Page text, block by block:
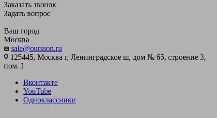
Заказать звонок
Задать вопрос
Ваш город
Москва
sale@oursson.ru
125445, Москва г, Ленинградское ш, дом № 65, строение 3,
пом. I
Вконтакте
YouTube
Одноклассники